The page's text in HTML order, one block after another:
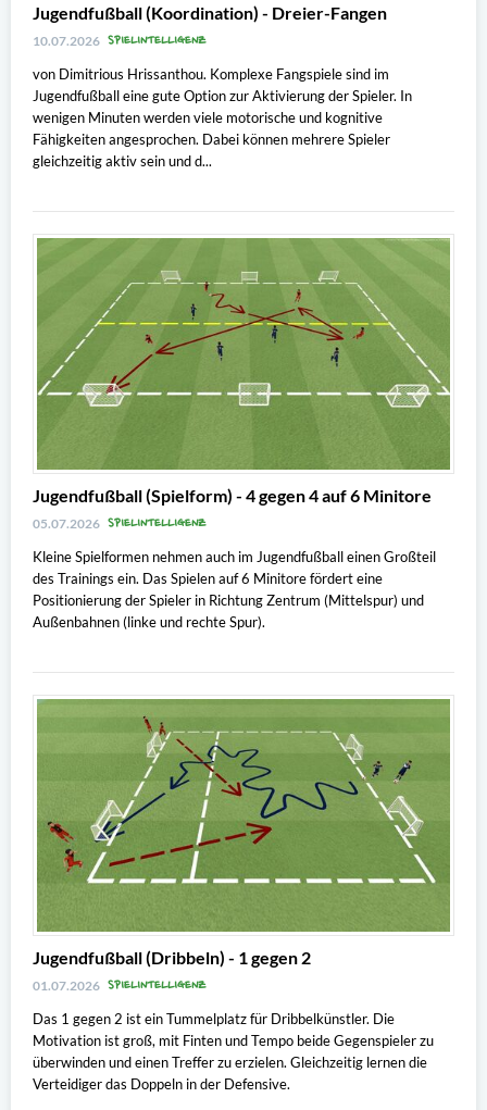
Jugendfußball (Koordination) - Dreier-Fangen
10.07.2026 SPIELINTELLIGENZ
von Dimitrious Hrissanthou. Komplexe Fangspiele sind im
Jugendfußball eine gute Option zur Aktivierung der Spieler. In
wenigen Minuten werden viele motorische und kognitive
Fähigkeiten angesprochen. Dabei können mehrere Spieler
gleichzeitig aktiv sein und d...
Jugendfußball (Spielform) - 4 gegen 4 auf 6 Minitore
05.07.2026 SPIELINTELLIGENZ
Kleine Spielformen nehmen auch im Jugendfußball einen Großteil
des Trainings ein. Das Spielen auf 6 Minitore fördert eine
Positionierung der Spieler in Richtung Zentrum (Mittelspur) und
Außenbahnen (linke und rechte Spur).
Jugendfußball (Dribbeln) - 1 gegen 2
01.07.2026 SPIELINTELLIGENZ
Das 1 gegen 2 ist ein Tummelplatz für Dribbelkünstler. Die
Motivation ist groß, mit Finten und Tempo beide Gegenspieler zu
überwinden und einen Treffer zu erzielen. Gleichzeitig lernen die
Verteidiger das Doppeln in der Defensive.